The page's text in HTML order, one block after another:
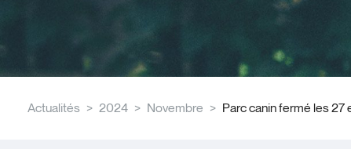
Actualités 2024 Novembre Parc canin fermé les 27